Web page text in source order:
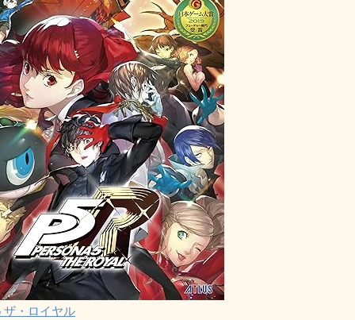
ザ・ロイヤル